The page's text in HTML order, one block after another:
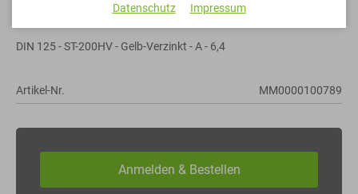
DIN 125 - ST-200HV - Gelb-Verzinkt - A - 6,4
Artikel-Nr. MM0000100789
Datenschutz Impressum